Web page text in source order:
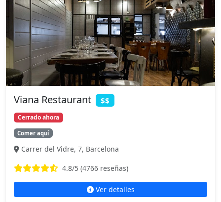
Viana Restaurant $$
Cerrado ahora
Comer aquí
Carrer del Vidre, 7, Barcelona
4.8/5 (4766 reseñas)
Ver detalles